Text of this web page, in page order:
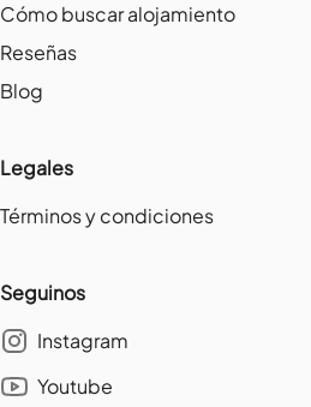
Cómo buscar alojamiento
Reseñas
Blog
Legales
Términos y condiciones
Seguinos
Instagram
Youtube